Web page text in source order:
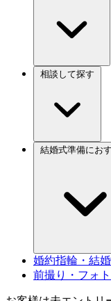
婚約指輪・結
前撮り・フォ